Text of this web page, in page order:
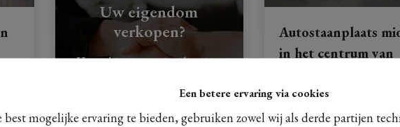
Een betere ervaring via cookies
best mogelijke ervaring te bieden, gebruiken zowel wij als derde partijen
Uw eigendom
verkopen?
Vraag hier je gratis schatting
Autostaanplaats
in het centrum van
Smalstraat 5 - P31, 3730
Ref: 12451